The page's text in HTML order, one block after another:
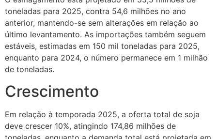
toneladas para 2025, contra 54,6 milhões no ano
anterior, mantendo-se sem alterações em relação ao
último levantamento. As importações também seguem
estáveis, estimadas em 150 mil toneladas para 2025,
enquanto para 2024, o número permanece em 1 milhão
de toneladas.
Crescimento
Em relação à temporada 2025, a oferta total de soja
deve crescer 10%, atingindo 174,86 milhões de